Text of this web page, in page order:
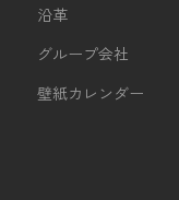
沿革
グループ会社
壁紙カレンダー